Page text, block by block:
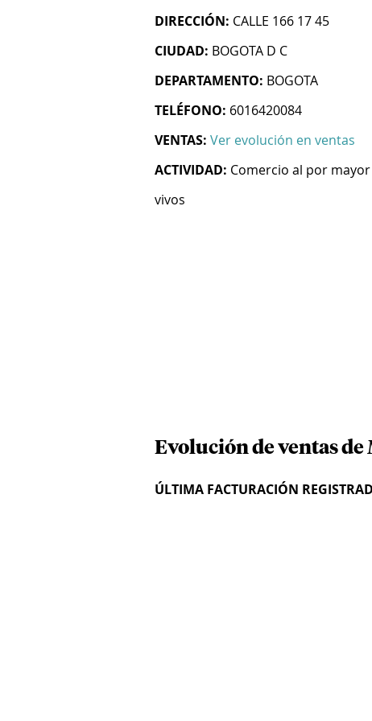
DIRECCIÓN: CALLE 166 17 45
CIUDAD: BOGOTA D C
DEPARTAMENTO: BOGOTA
TELÉFONO: 6016420084
VENTAS: Ver evolución en ventas
ACTIVIDAD: Comercio al por
vivos
Evolución de ventas de
ÚLTIMA FACTURACIÓN